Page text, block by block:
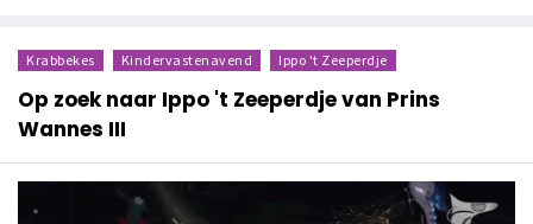
Krabbekes Kindervastenavend Ippo 't Zeeperdje
Op zoek naar Ippo 't Zeeperdje van Prins
Wannes III